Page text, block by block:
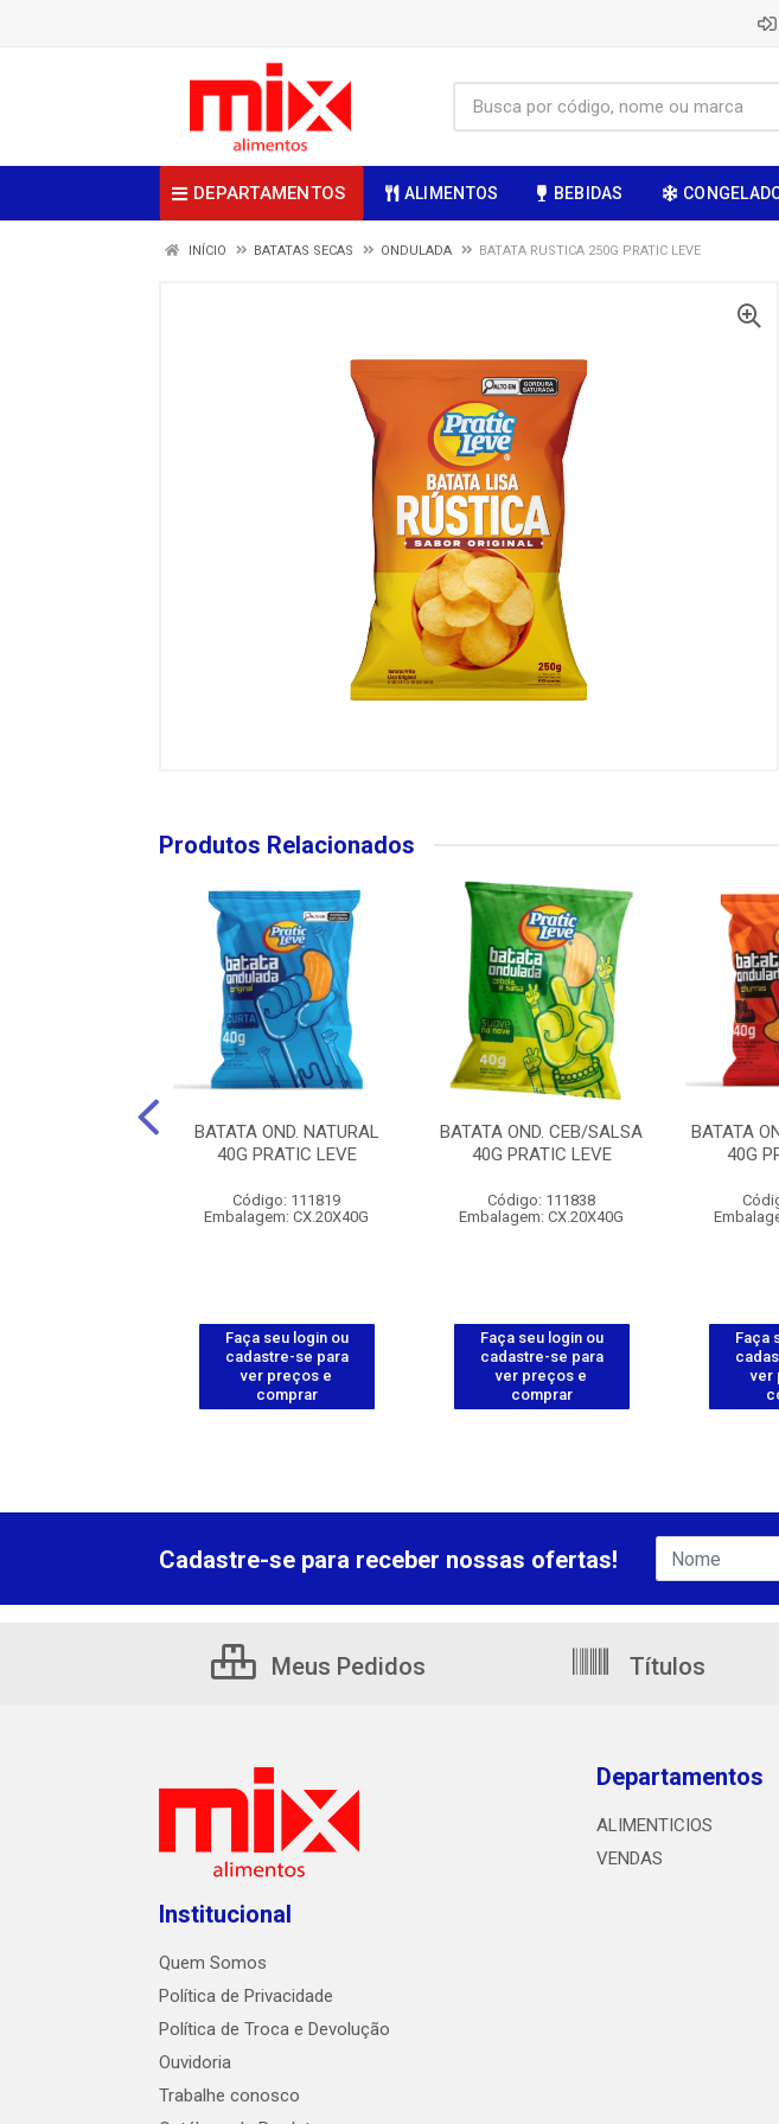
DEPARTAMENTOS ALIMENTOS BEBIDAS
INÍCIO BATATAS SECAS ONDULADA BATATA RUSTICA 250G PRATIC LEVE
Produtos Relacionados
BATATA OND. NATURAL
40G PRATIC LEVE
Código: 111819
Embalagem: CX.20X40G
Faça seu login ou
cadastre-se para
ver preços e
comprar
BATATA OND. CEB/SALSA
40G PRATIC LEVE
Código: 111838
Embalagem: CX.20X40G
Faça seu login ou
cadastre-se para
ver preços e
comprar
BATATA
40G
Faça
ver
Cadastre-se para receber nossas ofertas!
Meus Pedidos Títulos
Institucional
Quem Somos
Política de Privacidade
Política de Troca e Devolução
Ouvidoria
Trabalhe conosco
Departamentos
ALIMENTICIOS
VENDAS